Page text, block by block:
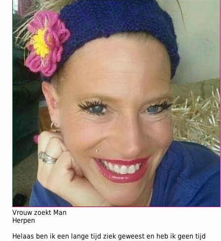
Vrouw zoekt Man
Herpen
Helaas ben ik een lange tijd ziek geweest en heb ik geen tijd